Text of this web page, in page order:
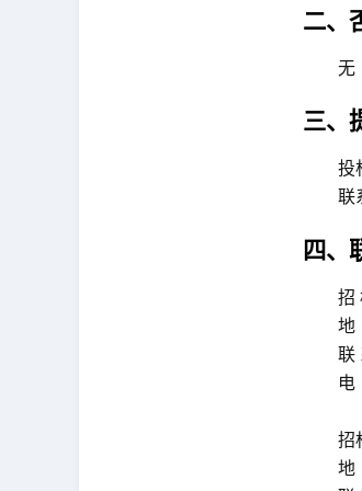
二、
无
三、
投
联
四、
招
地
联
电
招
地